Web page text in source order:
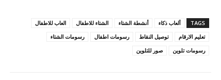
TAGS ألعاب ذكاء أنشطة الشتاء الشتاء للاطفال
العاب للاطفال
تعليم الارقام
توصيل النقاط رسومات اطفال
رسومات الشتاء
رسومات تلوين
صور للتلوين